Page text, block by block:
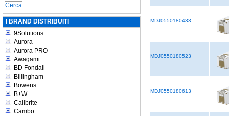
I BRAND DISTRIBUITI
9Solutions
Aurora
Aurora PRO
Awagami
BD Fondali
Billingham
Bowens
B+W
Calibrite
Cambo
MDJ0550180433
MDJ0550180523
MDJ0550180613